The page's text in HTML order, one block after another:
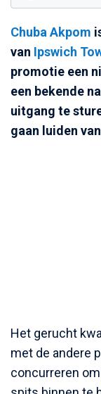
Chuba Akpom
van Ipswich
promotie een
een bekende
uitgang te
gaan luiden
Het gerucht
met de andere
concurreren